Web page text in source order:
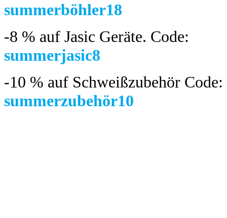
summerböhler18
-8 % auf Jasic Geräte. Code:
summerjasic8
-10 % auf Schweißzubehör Code:
summerzubehör10